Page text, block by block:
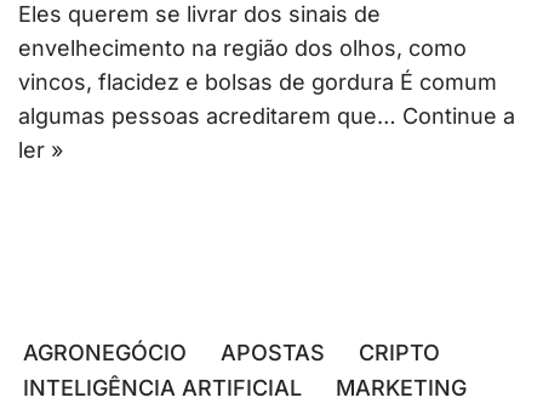
Eles querem se livrar dos sinais de
envelhecimento na região dos olhos, como
vincos, flacidez e bolsas de gordura É comum
algumas pessoas acreditarem que… Continue a
ler »
AGRONEGÓCIO APOSTAS
CRIPTO
INTELIGÊNCIA ARTIFICIAL
MARKETING